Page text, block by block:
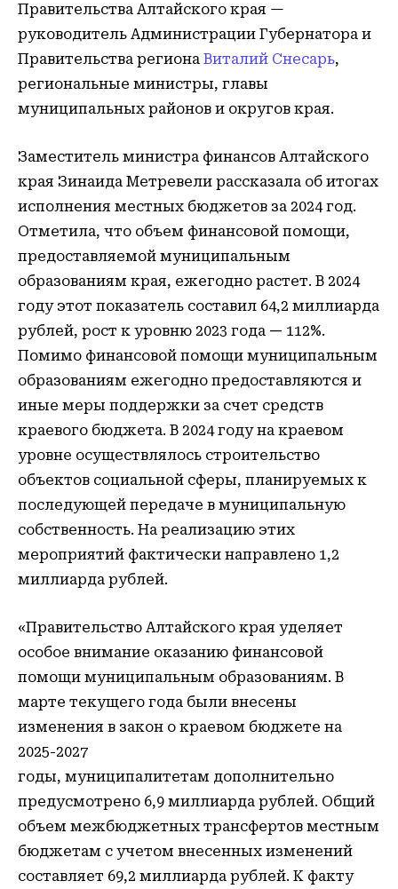
Правительства Алтайского края —
руководитель Администрации Губернатора и
Правительства региона Виталий Снесарь,
региональные министры, главы
муниципальных районов и округов края.
Заместитель министра финансов Алтайского
края Зинаида Метревели рассказала об итогах
исполнения местных бюджетов за 2024 год.
Отметила, что объем финансовой помощи,
предоставляемой муниципальным
образованиям края, ежегодно растет. В 2024
году этот показатель составил 64,2 миллиарда
рублей, рост к уровню 2023 года — 112%.
Помимо финансовой помощи муниципальным
образованиям ежегодно предоставляются и
иные меры поддержки за счет средств
краевого бюджета. В 2024 году на краевом
уровне осуществлялось строительство
объектов социальной сферы, планируемых к
последующей передаче в муниципальную
собственность. На реализацию этих
мероприятий фактически направлено 1,2
миллиарда рублей.
«Правительство Алтайского края уделяет
особое внимание оказанию финансовой
помощи муниципальным образованиям. В
марте текущего года были внесены
изменения в закон о краевом бюджете на
2025-2027
годы, муниципалитетам дополнительно
предусмотрено 6,9 миллиарда рублей. Общий
объем межбюджетных трансфертов местным
бюджетам с учетом внесенных изменений
составляет 69,2 миллиарда рублей. К факту